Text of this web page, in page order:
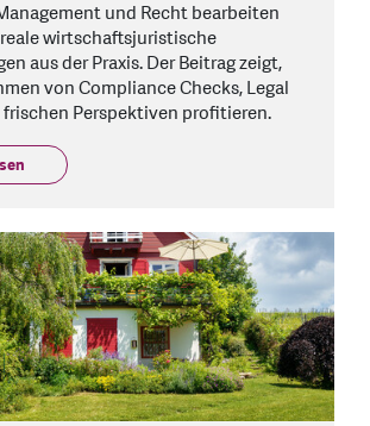
und Recht bearbeiten
wirtschaftsjuristische
aus der Praxis. Der Beitrag zeigt,
von Compliance Checks, Legal
frischen Perspektiven profitieren.